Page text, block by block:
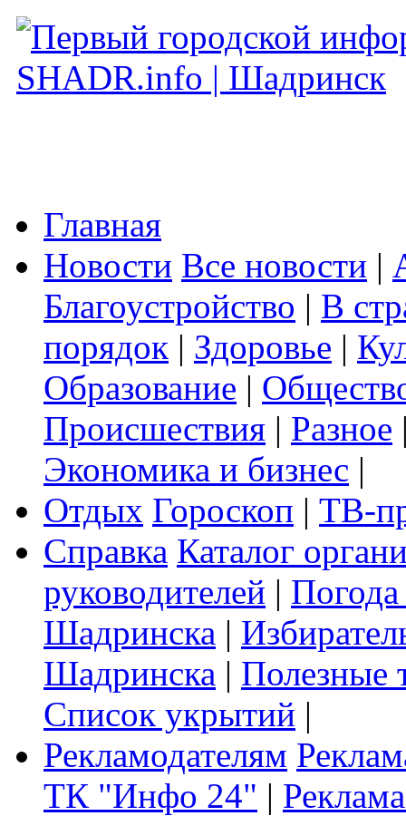
Главная
Новости Все новости |
Благоустройство | В
порядок | Здоровье |
Образование |
Происшествия | Разное
Экономика и бизнес |
Отдых Гороскоп | ТВ-
Справка Каталог
руководителей |
Шадринска |
Шадринска | Полезные
Список укрытий |
Рекламодателям
ТК "Инфо 24" |